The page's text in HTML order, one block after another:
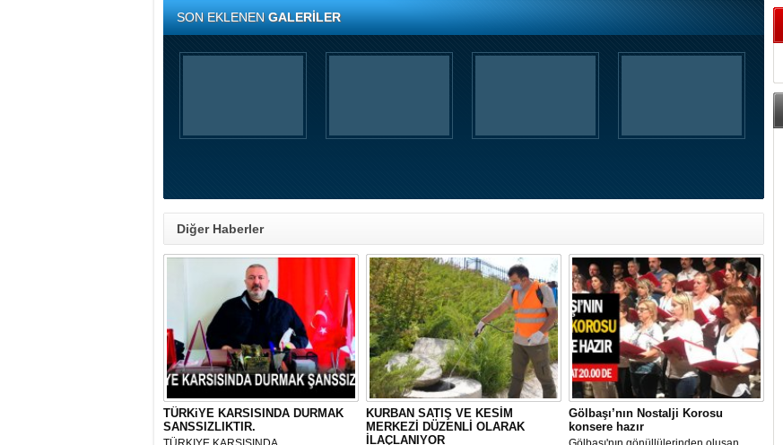
SON EKLENENGALERİLER
Diğer Haberler
TÜRKiYE KARSISINDA DURMAK
SANSSIZLIKTIR.
KURBAN SATIŞ VE KESİM
MERKEZİ DÜZENLİ OLARAK
İLAÇLANIYOR
Gölbaşı’nın Nostalji Korosu
konsere hazır